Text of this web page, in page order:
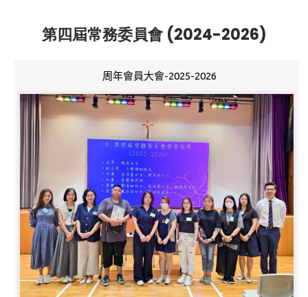
第四屆常務委員會 (2024-2026)
周年會員大會-2025-2026